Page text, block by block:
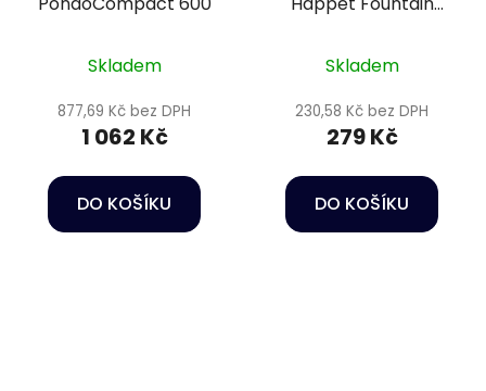
Skladem
877,69 Kč bez DPH
1 062 Kč
DO KOŠÍKU
Skladem
230,58 Kč bez DPH
279 Kč
DO KOŠÍKU